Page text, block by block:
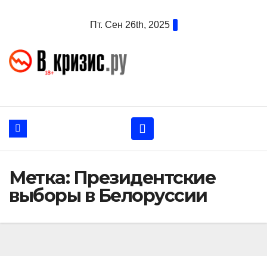
Пт. Сен 26th, 2025
Метка: Президентские
выборы в Белоруссии